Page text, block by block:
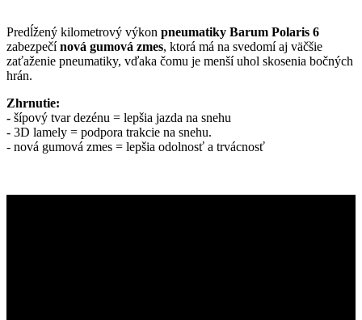
Predĺžený kilometrový výkon pneumatiky Barum Polaris 6
zabezpečínová gumová zmes, ktorá má na svedomí aj väčšie
zaťaženie pneumatiky, vďaka čomu je menší uhol skosenia bočných
hrán.
Zhrnutie:
- šípový tvar dezénu = lepšia jazda na snehu
- 3D lamely = podpora trakcie na snehu.
- nová gumová zmes = lepšia odolnosť a trvácnosť